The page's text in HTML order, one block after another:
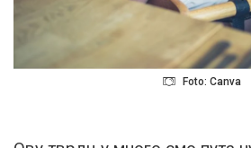
Foto: Canva